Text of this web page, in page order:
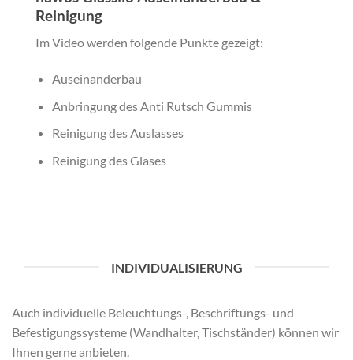
Reinigung
Im Video werden folgende Punkte gezeigt:
Auseinanderbau
Anbringung des Anti Rutsch Gummis
Reinigung des Auslasses
Reinigung des Glases
INDIVIDUALISIERUNG
Auch individuelle Beleuchtungs-, Beschriftungs- und
Befestigungssysteme (Wandhalter, Tischständer) können wir
Ihnen gerne anbieten.